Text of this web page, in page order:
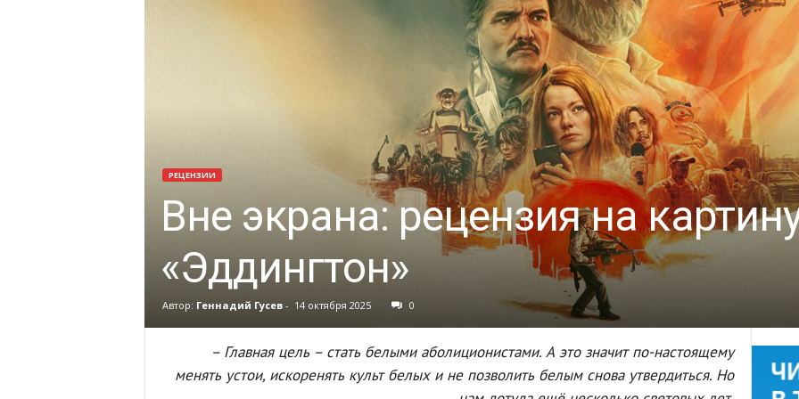
РЕЦЕНЗИИ
Вне экрана: рецензия на
«Эддингтон»
Автор: Геннадий Гусев- 14 октября 2025 0
– Главная цель – стать белыми аболиционистами. А это значит по-настоящему
менять устои, искоренять культ белых и не позволить белым снова утвердиться. Но